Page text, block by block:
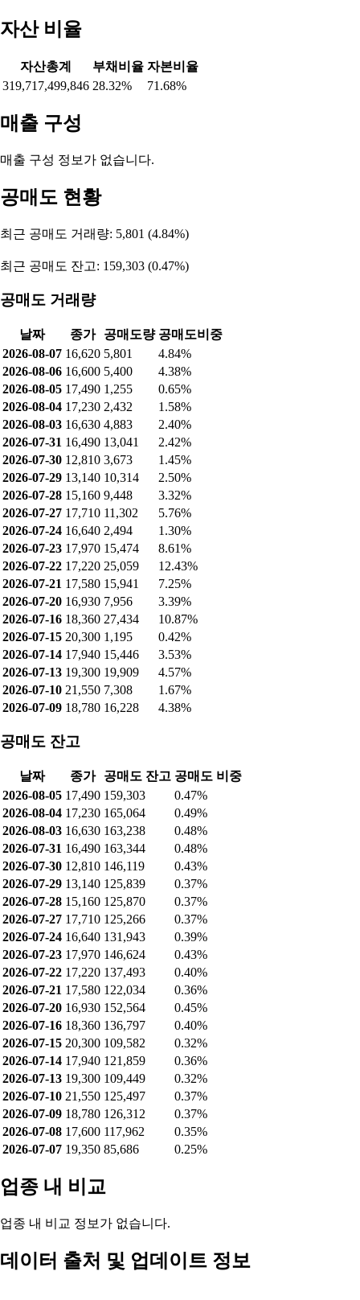
자산 비율
자산총계 부채비율 자본비율
319,717,499,846 28.32% 71.68%
매출 구성
매출 구성 정보가 없습니다.
공매도 현황
최근 공매도 거래량: 5,801 (4.84%)
최근 공매도 잔고: 159,303 (0.47%)
공매도 거래량
날짜 종가 공매도량 공매도비중
2026-08-07 16,620 5,801
4.84%
2026-08-06 16,600 5,400
4.38%
2026-08-05 17,490 1,255
0.65%
2026-08-04 17,230 2,432
1.58%
2026-08-03 16,630 4,883
2.40%
2026-07-31 16,490 13,041
2.42%
2026-07-30 12,810 3,673
1.45%
2026-07-29 13,140 10,314
2.50%
2026-07-28 15,160 9,448
3.32%
2026-07-27 17,710 11,302
5.76%
2026-07-24 16,640 2,494
1.30%
2026-07-23 17,970 15,474
8.61%
2026-07-22 17,220 25,059
12.43%
2026-07-21 17,580 15,941
7.25%
2026-07-20 16,930 7,956
3.39%
2026-07-16 18,360 27,434
10.87%
2026-07-15 20,300 1,195
0.42%
2026-07-14 17,940 15,446
3.53%
2026-07-13 19,300 19,909
4.57%
2026-07-10 21,550 7,308
1.67%
2026-07-09 18,780 16,228 4.38%
공매도 잔고
날짜 종가 공매도 잔고 공매도 비중
2026-08-05 17,490 159,303
0.47%
2026-08-04 17,230 165,064
0.49%
2026-08-03 16,630 163,238
0.48%
2026-07-31 16,490 163,344
0.48%
2026-07-30 12,810 146,119
0.43%
2026-07-29 13,140 125,839
0.37%
2026-07-28 15,160 125,870
0.37%
2026-07-27 17,710 125,266
0.37%
2026-07-24 16,640 131,943
0.39%
2026-07-23 17,970 146,624
0.43%
2026-07-22 17,220 137,493
0.40%
2026-07-21 17,580 122,034
0.36%
2026-07-20 16,930 152,564
0.45%
2026-07-16 18,360 136,797
0.40%
2026-07-15 20,300 109,582
0.32%
2026-07-14 17,940 121,859
0.36%
2026-07-13 19,300 109,449
0.32%
2026-07-10 21,550 125,497
0.37%
2026-07-09 18,780 126,312
0.37%
2026-07-08 17,600 117,962
0.35%
2026-07-07 19,350 85,686 0.25%
업종 내 비교
업종 내 비교 정보가 없습니다.
데이터 출처 및 업데이트 정보